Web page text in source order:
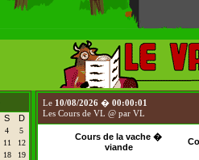
S D
4
5
11
12
18
19
Le 10/08/2026 � 00:00:01
Les Cours de VL @ par VL
Cours de la vache �
viande